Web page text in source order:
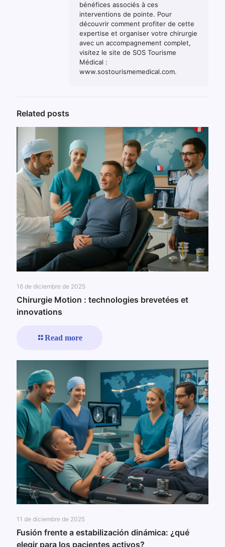
bénéfices associés à ces
interventions de pointe. Pour
découvrir comment profiter de cette
expertise et organiser votre chirurgie
avec un accompagnement complet,
visitez le site de SOS Tourisme
Médical :
www.sostourismemedical.com.
Related posts
16 de diciembre de 2025
Chirurgie Motion : technologies brevetées et
innovations
Read more
11 de diciembre de 2025
Fusión frente a estabilización dinámica: ¿qué
elegir para los pacientes activos?